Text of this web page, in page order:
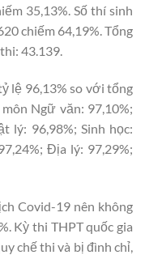
35,13%. Số thí sinh
chiếm 64,19%. Tổng
43.139.
lệ 96,13% so với tổng
Ngữ văn: 97,10%;
lý: 96,98%; Sinh học:
Địa lý: 97,29%;
Covid-19 nên không
Kỳ thi THPT quốc gia
chế thi và bị đình chỉ,